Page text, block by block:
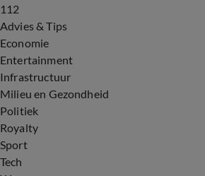
112
Advies & Tips
Economie
Entertainment
Infrastructuur
Milieu en Gezondheid
Politiek
Royalty
Sport
Tech